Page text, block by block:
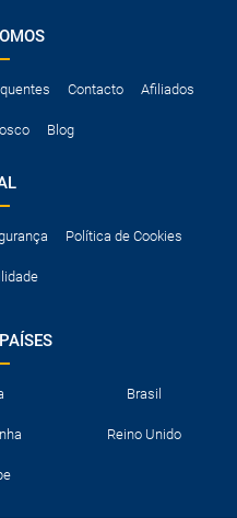
Contacto Afiliados
Blog
Política de Cookies
Brasil
Reino Unido